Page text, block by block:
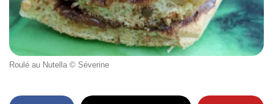
Roulé au Nutella © Séverine